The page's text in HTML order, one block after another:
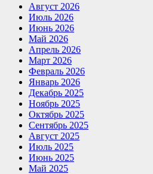
Август 2026
Июль 2026
Июнь 2026
Май 2026
Апрель 2026
Март 2026
Февраль 2026
Январь 2026
Декабрь 2025
Ноябрь 2025
Октябрь 2025
Сентябрь 2025
Август 2025
Июль 2025
Июнь 2025
Май 2025